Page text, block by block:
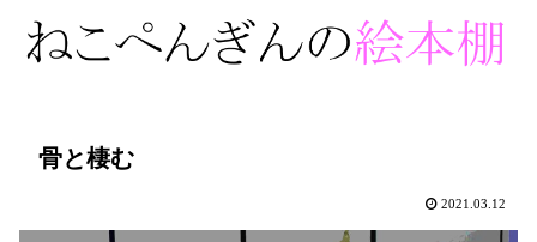
骨と棲む
2021.03.12